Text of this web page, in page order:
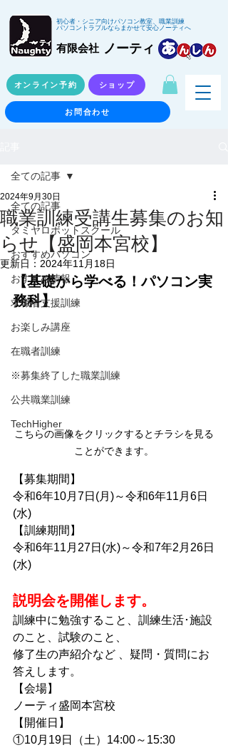
初心者・シニア向けパソコン教室、職業訓練
パソコントラブルならまかせて安心ノーティへ
有限会社 ノーティ
オンライン予約 ショップ
お問合わせ
全ての記事
タミヤロボットスクール
おすすめパソコン
おすすめ情報
求職者支援訓練
お楽しみ講座
在職者訓練
※募集終了した職業訓練
公共職業訓練
TechHigher
全ての記事
職業訓練受講生募集のお知
らせ【盛岡本宮校】
2024年9月30日
更新日： 2024年11月18日
【基礎から学べる！パソコン実
務科】
こちらの画像をクリックするとチラシを見る
ことができます。
【募集期間】
令和6年10月7日(月)～令和6年11月6日
(水)
【訓練期間】
令和6年11 月27日(水)～令和7年2月26日
(水)
説明会を開催します。
訓練中に勉強すること、訓練生活･施設
のこと、試験のこと、
修了生の声紹介など 、疑問・質問にお
答えします。
【会場】
ノーティ盛岡本宮校
【開催日】
①10月19日（土）14:00～15:30